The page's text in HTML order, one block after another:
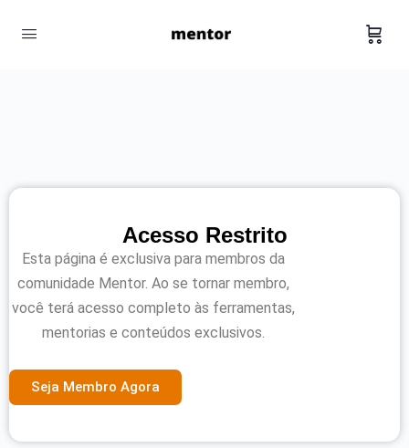
Acesso Restrito
Esta página é exclusiva para membros da
comunidade Mentor. Ao se tornar membro,
você terá acesso completo às ferramentas,
mentorias e conteúdos exclusivos.
Seja Membro Agora